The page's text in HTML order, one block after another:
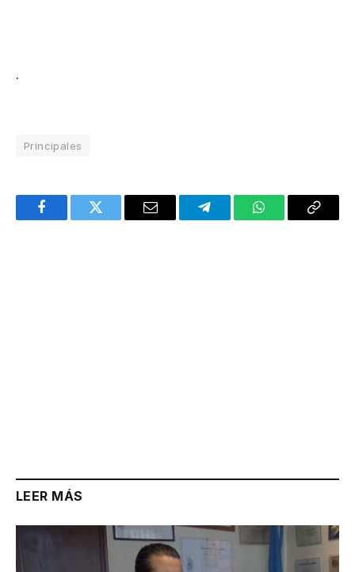
.
Principales
FacebookTwitter Email TelegramWhatsAppCopy
LEER MÁS